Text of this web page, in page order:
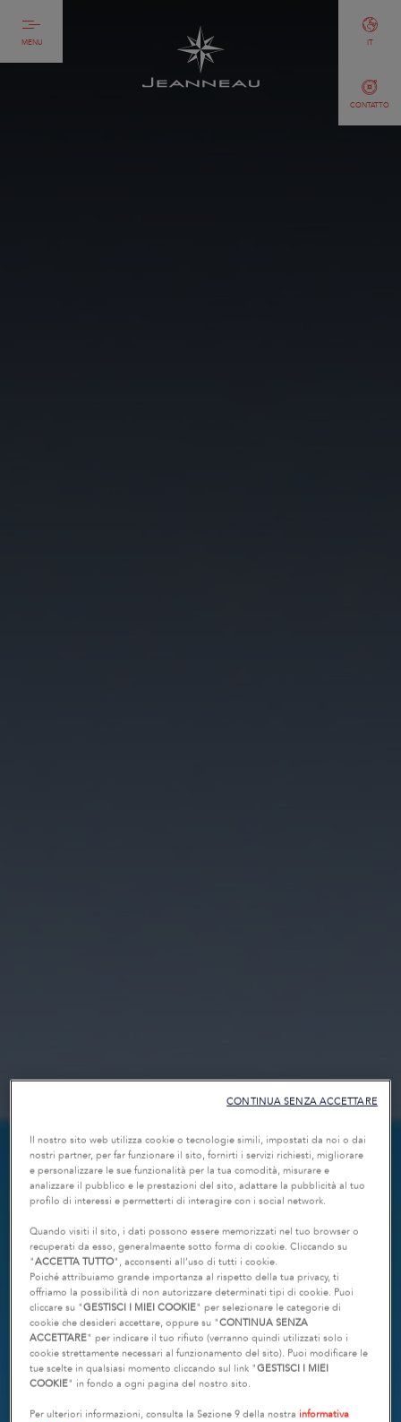
MENU
CONTATTO
IT
Il nostro sito web utilizza cookie o tecnologie simili, impostati da noi o dai
nostri partner, per far funzionare il sito, fornirti i servizi richiesti, migliorare
e personalizzare le sue funzionalità per la tua comodità, misurare e
analizzare il pubblico e le prestazioni del sito, adattare la pubblicità al tuo
profilo di interessi e permetterti di interagire con i social network.
Quando visiti il sito, i dati possono essere memorizzati nel tuo browser o
recuperati da esso, generalmaente sotto forma di cookie. Cliccando su
"ACCETTA TUTTO", acconsenti all’uso di tutti i cookie.
Poiché attribuiamo grande importanza al rispetto della tua privacy, ti
offriamo la possibilità di non autorizzare determinati tipi di cookie. Puoi
cliccare su "GESTISCI I MIEI COOKIE" per selezionare le categorie di
cookie che desideri accettare, oppure su "CONTINUA SENZA
ACCETTARE" per indicare il tuo rifiuto (verranno quindi utilizzati solo i
cookie strettamente necessari al funzionamento del sito). Puoi modificare le
tue scelte in qualsiasi momento cliccando sul link "GESTISCI I MIEI
COOKIE" in fondo a ogni pagina del nostro sito.
Per ulteriori informazioni, consulta la Sezione 9 della nostra informativa
CONTINUA SENZA ACCETTARE